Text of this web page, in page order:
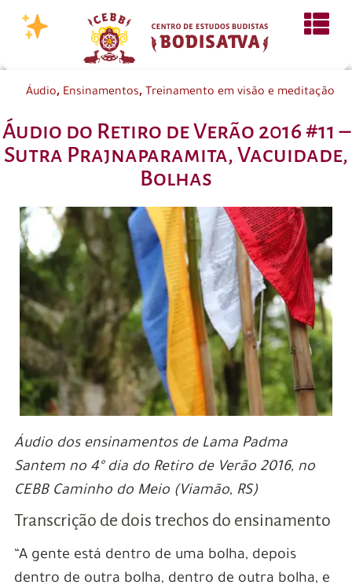
Áudio, Ensinamentos, Treinamento em visão e meditação
Áudio do Retiro de Verão 2016 #11 –
Sutra Prajnaparamita, Vacuidade,
Bolhas
Áudio dos ensinamentos de Lama Padma
Santem no 4º dia do Retiro de Verão 2016, no
CEBB Caminho do Meio (Viamão, RS)
Transcrição de dois trechos do ensinamento
“A gente está dentro de uma bolha, depois
dentro de outra bolha, dentro de outra bolha, e